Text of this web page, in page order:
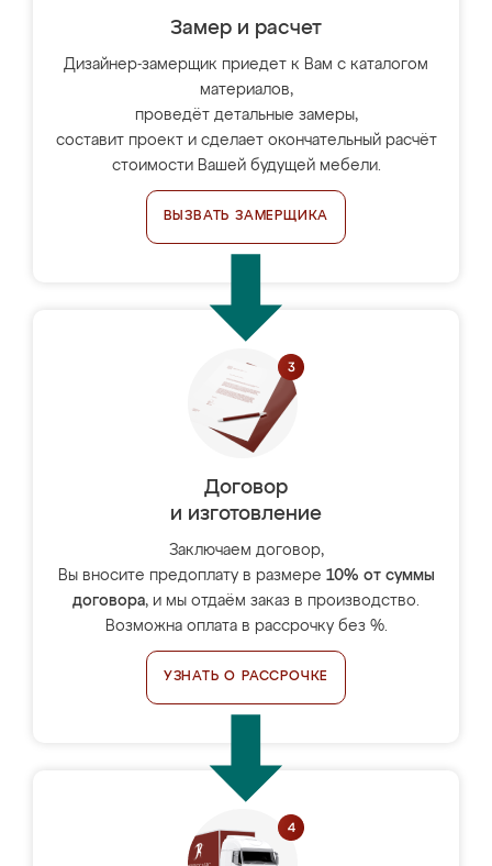
Замер и расчет
Дизайнер-замерщик приедет к Вам с каталогом
материалов,
проведёт детальные замеры,
составит проект и сделает окончательный расчёт
стоимости Вашей будущей мебели.
ВЫЗВАТЬ ЗАМЕРЩИКА
Договор
и изготовление
Заключаем договор,
Вы вносите предоплату в размере 10% от суммы
договора, и мы отдаём заказ в производство.
Возможна оплата в рассрочку без %.
УЗНАТЬ О РАССРОЧКЕ